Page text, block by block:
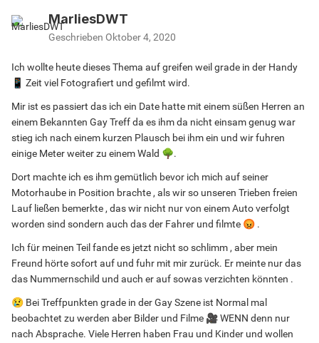
MarliesDWT
Geschrieben Oktober 4, 2020
Ich wollte heute dieses Thema auf greifen weil grade in der Handy
📱 Zeit viel Fotografiert und gefilmt wird.
Mir ist es passiert das ich ein Date hatte mit einem süßen Herren an
einem Bekannten Gay Treff da es ihm da nicht einsam genug war
stieg ich nach einem kurzen Plausch bei ihm ein und wir fuhren
einige Meter weiter zu einem Wald 🌳.
Dort machte ich es ihm gemütlich bevor ich mich auf seiner
Motorhaube in Position brachte , als wir so unseren Trieben freien
Lauf ließen bemerkte , das wir nicht nur von einem Auto verfolgt
worden sind sondern auch das der Fahrer und filmte 😡 .
Ich für meinen Teil fande es jetzt nicht so schlimm , aber mein
Freund hörte sofort auf und fuhr mit mir zurück. Er meinte nur das
das Nummernschild und auch er auf sowas verzichten könnten .
😢 Bei Treffpunkten grade in der Gay Szene ist Normal mal
beobachtet zu werden aber Bilder und Filme 🎥WENN denn nur
nach Absprache. Viele Herren haben Frau und Kinder und wollen